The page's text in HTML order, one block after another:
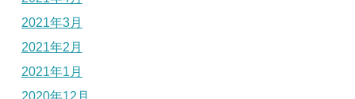
2021年3月
2021年2月
2021年1月
2020年12月